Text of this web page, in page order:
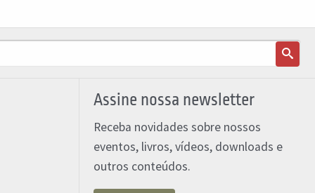
Assine nossa newsletter
Receba novidades sobre nossos
eventos, livros, vídeos, downloads e
outros conteúdos.